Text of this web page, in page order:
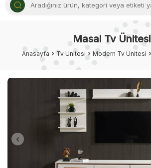
Masal Tv Ünitesi
Anasayfa Tv Ünitesi Modern Tv Ünitesi